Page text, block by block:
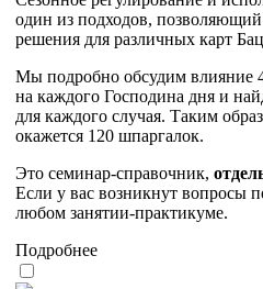
один из подходов,
решения для различных карт
Мы подробно обсудим влияние
на каждого Господина дня и
для каждого случая. Таким
окажется 120 шпаргалок.
Это семинар-справочник,
Если у вас возникнут вопросы
любом занятии-практикуме.
Подробнее